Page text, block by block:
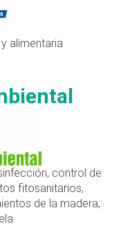
alimentaria
control de
fitosanitarios,
de la madera,